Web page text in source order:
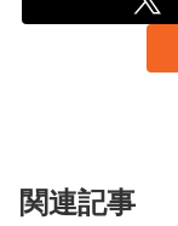
関連記事